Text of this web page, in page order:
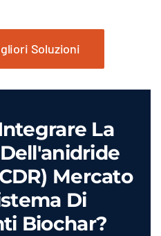
Soluzioni
La
) Mercato
Di
Biochar?